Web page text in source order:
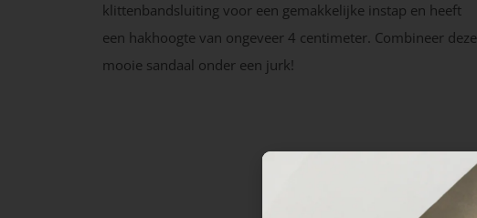
klittenbandsluiting voor een gemakkelijke instap en heeft
een hakhoogte van ongeveer 4 centimeter. Combineer deze
mooie sandaal onder een jurk!